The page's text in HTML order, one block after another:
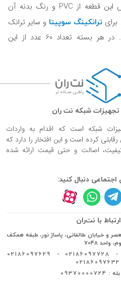
مورد استفاده قرار می‌گیرد. جنس این قطعه از PVC و رنگ بدنه آن
ترانکینگ سوپیتاو سایر ترانک
ها با سایز 50*100 استفاده کرد. در هر بسته تعداد 60 عدد از این
تجهیزات شبکه نت ران
شبکه است که اقدام به واردات
کرده است و این افتخار را دارد که
اصالت و حتی قیمت ارائه شده
دنبال کنید:
با نت‌ران
و خیابان طالقانی، پاساژ نور، طبقه همکف
واحد 7048
02186097728
02186097629
02186097632
:
09370000724